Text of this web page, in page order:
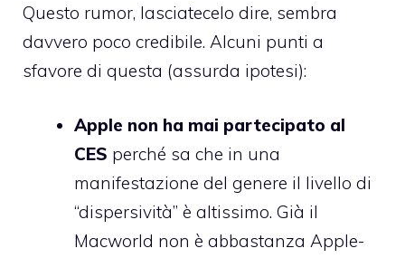
Questo rumor, lasciatecelo dire, sembra
davvero poco credibile. Alcuni punti a
sfavore di questa (assurda ipotesi):
Apple non ha mai partecipato al
CES perché sa che in una
manifestazione del genere il livello di
“dispersività” è altissimo. Già il
Macworld non è abbastanza Apple-